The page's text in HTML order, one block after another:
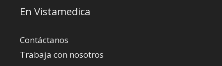
En Vistamedica
Contáctanos
Trabaja con nosotros